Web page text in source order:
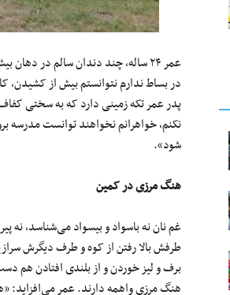
عمر ۲۴ ساله، چند دندان سالم در
پدر عمر تکه زمینی دارد که به سختی
نکنم، خواهرانم نخواهند توانست مدرسه
شود».
هنگ مرزی در کمین
غم نان نه باسواد و بیسواد می‌شناسد،
طرفش بالا رفتن از کوه و طرف دیگرش
برف و لیز خوردن و از بلندی افتادن هم
هنگ مرزی واهمه دارند. عمر می‌افزاید: